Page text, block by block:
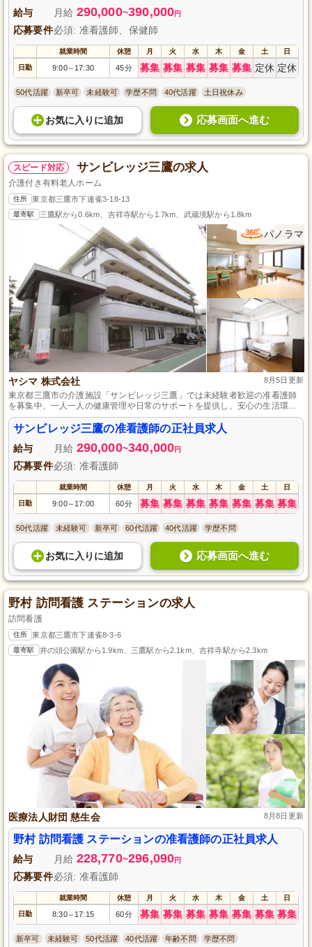
給与 月給 290,000~390,000円
応募要件必須: 准看護師、保健師
就業時間 休憩 月 火 水 木 金 土 日
日勤 9:00～ 17:30 45分 募集 募集 募集 募集 募集 定休 定休
50代活躍 新卒可 未経験可 学歴不問 40代活躍 土日祝休み
お気に入り に追加 応募画面へ進む
スピード対応 サンビレッジ三鷹の求人
介護付き有料老人ホーム
住所 東京都三鷹市下連雀3-18-13
最寄駅 三鷹駅から0.6km、吉祥寺駅から1.7km、武蔵境駅から1.8km
パノラマ
ヤシマ 株式会社 8月5日更新
東京都三鷹市の介護施設「サンビレッジ三鷹」では未経験者歓迎の准看護師
を募集中、一人一人の健康管理や日常のサポートを提供し、安心の生活環境
を整えます。正社員としての安定した雇用形態と、スキル向上を後押しする
研修制度を用意しており、あなたの成長を全力でサポートします。
サンビレッジ三鷹の准看護師の正社員求人
給与 月給 290,000~340,000円
応募要件必須: 准看護師
就業時間 休憩 月 火 水 木 金 土 日
日勤 9:00～ 17:00 60分 募集 募集 募集 募集 募集 募集 募集
50代活躍 未経験可 新卒可 60代活躍 40代活躍 学歴不問
お気に入り に追加 応募画面へ進む
野村 訪問看護 ステーションの求人
訪問看護
住所 東京都三鷹市下連雀8-3-6
最寄駅 井の頭公園駅から1.9km、三鷹駅から2.1km、吉祥寺駅から2.3km
医療法人財団 慈生会 8月8日更新
野村 訪問看護 ステーションの准看護師の正社員求人
給与 月給 228,770~296,090円
応募要件必須: 准看護師
就業時間 休憩 月 火 水 木 金 土 日
日勤 8:30～ 17:15 60分 募集 募集 募集 募集 募集 募集 募集
新卒可 未経験可 50代活躍 40代活躍 年齢不問 学歴不問